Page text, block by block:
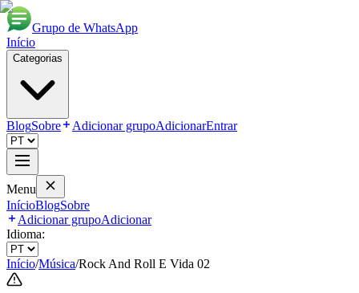
Grupo de WhatsApp
Início
Categorias
BlogSobre Adicionar grupoAdicionarEntrar
Menu
InícioBlogSobre
Adicionar grupoAdicionar
Idioma:
Início/Música/Rock And Roll E Vida 02